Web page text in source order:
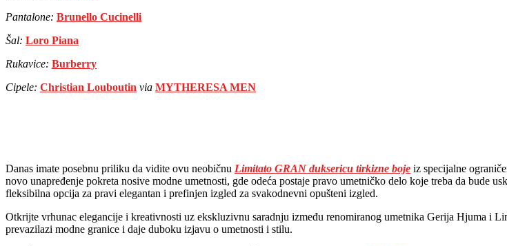
Pantalone: Brunello Cucinelli
Šal: Loro Piana
Rukavice: Burberry
Cipele: Christian Louboutin via MYTHERESA MEN
Danas imate posebnu priliku da vidite ovu neobičnu Limitato GRAN duksericu tirkizne boje iz specijalne
novo unapređenje pokreta nosive modne umetnosti, gde odeća postaje pravo umetničko delo koje treba da bude
fleksibilna opcija za pravi elegantan i prefinjen izgled za svakodnevni opušteni izgled.
Otkrijte vrhunac elegancije i kreativnosti uz ekskluzivnu saradnju između renomiranog umetnika Gerija Hjuma i
prevazilazi modne granice i daje duboku izjavu o umetnosti i stilu.